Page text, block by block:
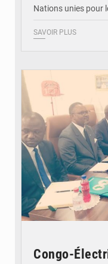
Nations unies pour
SAVOIR PLUS
Congo-